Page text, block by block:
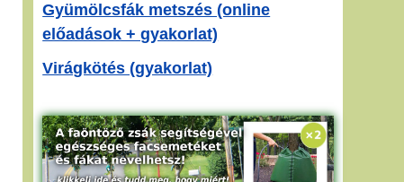
Gyümölcsfák metszés (online
előadások + gyakorlat)
Virágkötés (gyakorlat)